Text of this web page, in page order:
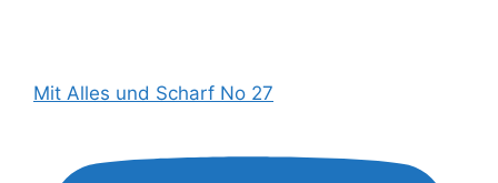
Mit Alles und Scharf No 27